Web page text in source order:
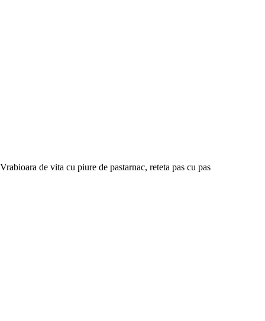
Vrabioara de vita cu piure de pastarnac, reteta pas cu pas